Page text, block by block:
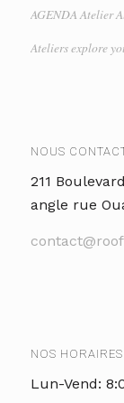
AGENDA Atelier
Ateliers explore
NOUS
211
angle rue
NOS HORAIRES
Lun-Vend: